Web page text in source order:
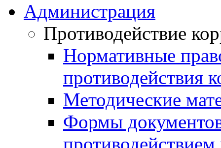
Администрация
Противодействие
Нормативные
противодействия
Методические
Формы